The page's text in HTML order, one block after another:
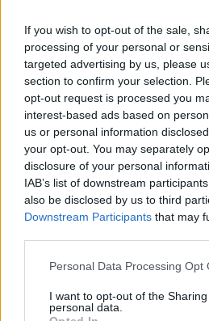
If you wish to opt-out of the sale,
processing of your personal or
targeted advertising by us, please
section to confirm your selection.
opt-out request is processed you
interest-based ads based on
us or personal information
your opt-out. You may separately
disclosure of your personal
IAB’s list of downstream
also be disclosed by us to third
Downstream Participants that may
Please note that this website/app
not limited to your visit or usage
grant or deny consent to Google
Personal Data Processing Opt
I want to opt-out of the
personal data.
Paris Saint-